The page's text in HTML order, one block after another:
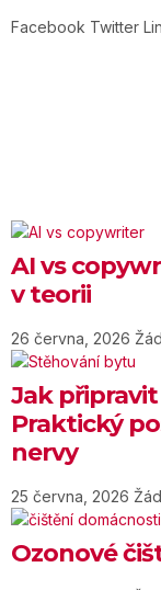
Facebook Twitter
AI vs
v teorii
26 června, 2026
Jak
Praktický
nervy
25 června, 2026
Ozonové